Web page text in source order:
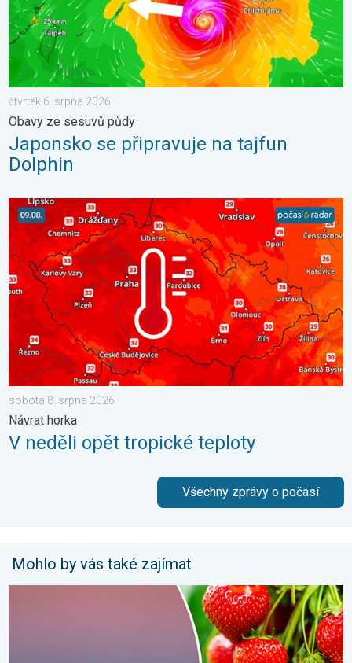
čtvrtek 6. srpna 2026
Obavy ze sesuvů půdy
Japonsko se připravuje na tajfun
Dolphin
V neděli opět tropické teploty. Návrat horka. . . sobota 8.
sobota 8. srpna 2026
Návrat horka
V neděli opět tropické teploty
Všechny zprávy o počasí
Mohlo by vás také zajímat
Červnový úplněk. Přezdívá se mu jahodový. . . úterý 30.